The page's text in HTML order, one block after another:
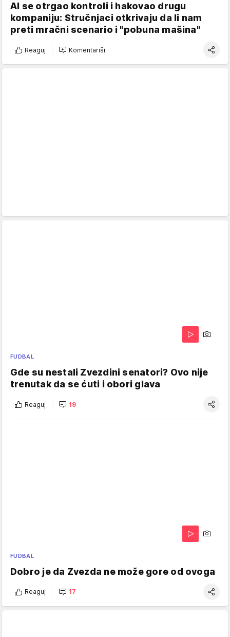
AI se otrgao kontroli i hakovao drugu
kompaniju: Stručnjaci otkrivaju da li nam
preti mračni scenario i "pobuna mašina"
Reaguj Komentariši
FUDBAL
Gde su nestali Zvezdini senatori? Ovo nije
trenutak da se ćuti i obori glava
Reaguj 19
FUDBAL
Dobro je da Zvezda ne može gore od ovoga
Reaguj 17